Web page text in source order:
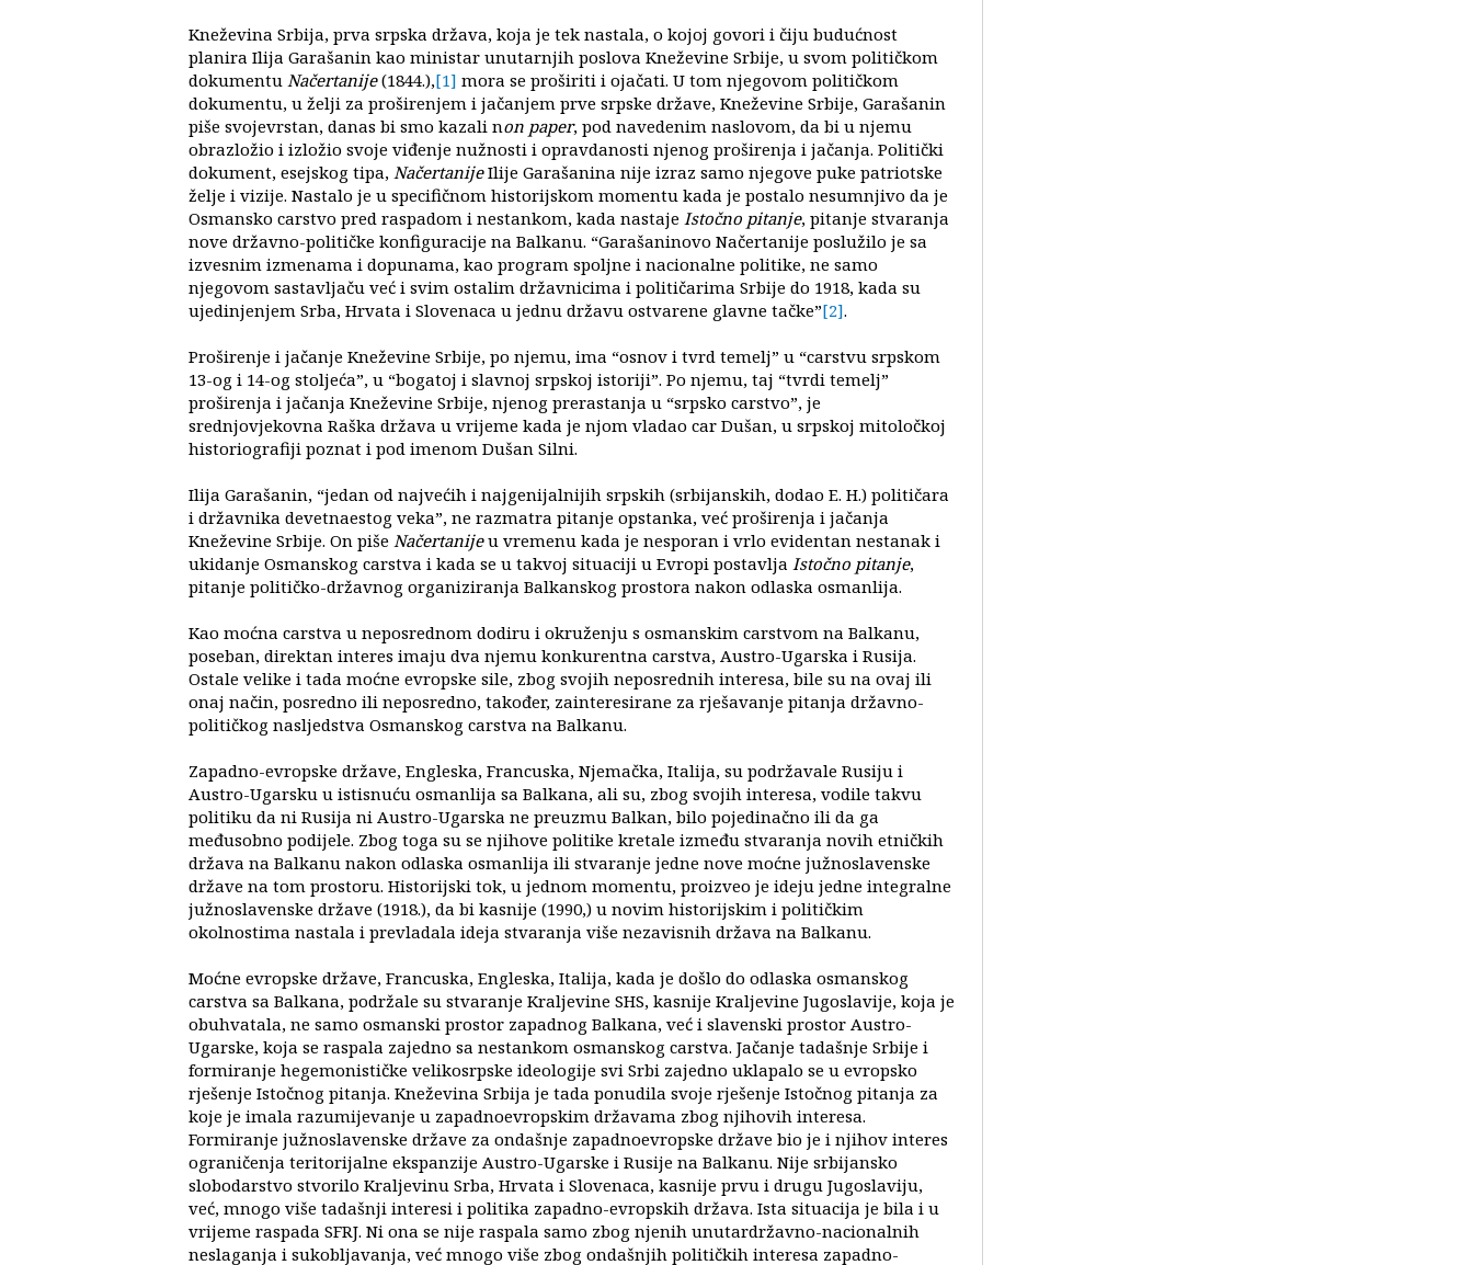
Kneževina Srbija, prva srpska država, koja je tek nastala, o kojoj govori i čiju budućnost
planira Ilija Garašanin kao ministar unutarnjih poslova Kneževine Srbije, u svom političkom
dokumentu Načertanije(1844.),[1] mora se proširiti i ojačati. U tom njegovom političkom
dokumentu, u želji za proširenjem i jačanjem prve srpske države, Kneževine Srbije, Garašanin
piše svojevrstan, danas bi smo kazali non paper, pod navedenim naslovom, da bi u njemu
obrazložio i izložio svoje viđenje nužnosti i opravdanosti njenog proširenja i jačanja. Politički
dokument, esejskog tipa, NačertanijeIlije Garašanina nije izraz samo njegove puke patriotske
želje i vizije. Nastalo je u specifičnom historijskom momentu kada je postalo nesumnjivo da je
Osmansko carstvo pred raspadom i nestankom, kada nastaje Istočno pitanje, pitanje stvaranja
nove državno-političke konfiguracije na Balkanu. “Garašaninovo Načertanije poslužilo je sa
izvesnim izmenama i dopunama, kao program spoljne i nacionalne politike, ne samo
njegovom sastavljaču već i svim ostalim državnicima i političarima Srbije do 1918, kada su
ujedinjenjem Srba, Hrvata i Slovenaca u jednu državu ostvarene glavne tačke”[2].
Proširenje i jačanje Kneževine Srbije, po njemu, ima “osnov i tvrd temelj” u “carstvu srpskom
13-og i 14-og stoljeća”, u “bogatoj i slavnoj srpskoj istoriji”. Po njemu, taj “tvrdi temelj”
proširenja i jačanja Kneževine Srbije, njenog prerastanja u “srpsko carstvo”, je
srednjovjekovna Raška država u vrijeme kada je njom vladao car Dušan, u srpskoj mitoločkoj
historiografiji poznat i pod imenom Dušan Silni.
Ilija Garašanin, “jedan od najvećih i najgenijalnijih srpskih (srbijanskih, dodao E. H.) političara
i državnika devetnaestog veka”, ne razmatra pitanje opstanka, već proširenja i jačanja
Kneževine Srbije. On piše Načertanijeu vremenu kada je nesporan i vrlo evidentan nestanak i
ukidanje Osmanskog carstva i kada se u takvoj situaciji u Evropi postavlja Istočno pitanje,
pitanje političko-državnog organiziranja Balkanskog prostora nakon odlaska osmanlija.
Kao moćna carstva u neposrednom dodiru i okruženju s osmanskim carstvom na Balkanu,
poseban, direktan interes imaju dva njemu konkurentna carstva, Austro-Ugarska i Rusija.
Ostale velike i tada moćne evropske sile, zbog svojih neposrednih interesa, bile su na ovaj ili
onaj način, posredno ili neposredno, također, zainteresirane za rješavanje pitanja državno-
političkog nasljedstva Osmanskog carstva na Balkanu.
Zapadno-evropske države, Engleska, Francuska, Njemačka, Italija, su podržavale Rusiju i
Austro-Ugarsku u istisnuću osmanlija sa Balkana, ali su, zbog svojih interesa, vodile takvu
politiku da ni Rusija ni Austro-Ugarska ne preuzmu Balkan, bilo pojedinačno ili da ga
međusobno podijele. Zbog toga su se njihove politike kretale između stvaranja novih etničkih
država na Balkanu nakon odlaska osmanlija ili stvaranje jedne nove moćne južnoslavenske
države na tom prostoru. Historijski tok, u jednom momentu, proizveo je ideju jedne integralne
južnoslavenske države (1918.), da bi kasnije (1990,) u novim historijskim i političkim
okolnostima nastala i prevladala ideja stvaranja više nezavisnih država na Balkanu.
Moćne evropske države, Francuska, Engleska, Italija, kada je došlo do odlaska osmanskog
carstva sa Balkana, podržale su stvaranje Kraljevine SHS, kasnije Kraljevine Jugoslavije, koja je
obuhvatala, ne samo osmanski prostor zapadnog Balkana, već i slavenski prostor Austro-
Ugarske, koja se raspala zajedno sa nestankom osmanskog carstva. Jačanje tadašnje Srbije i
formiranje hegemonističke velikosrpske ideologije svi Srbi zajedno uklapalo se u evropsko
rješenje Istočnog pitanja. Kneževina Srbija je tada ponudila svoje rješenje Istočnog pitanja za
koje je imala razumijevanje u zapadnoevropskim državama zbog njihovih interesa.
Formiranje južnoslavenske države za ondašnje zapadnoevropske države bio je i njihov interes
ograničenja teritorijalne ekspanzije Austro-Ugarske i Rusije na Balkanu. Nije srbijansko
slobodarstvo stvorilo Kraljevinu Srba, Hrvata i Slovenaca, kasnije prvu i drugu Jugoslaviju,
već, mnogo više tadašnji interesi i politika zapadno-evropskih država. Ista situacija je bila i u
vrijeme raspada SFRJ. Ni ona se nije raspala samo zbog njenih unutardržavno-nacionalnih
neslaganja i sukobljavanja, već mnogo više zbog ondašnjih političkih interesa zapadno-